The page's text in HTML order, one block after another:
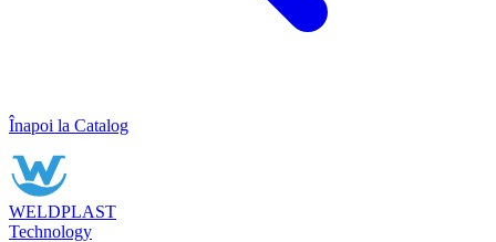
Înapoi la Catalog
WELDPLAST
Technology